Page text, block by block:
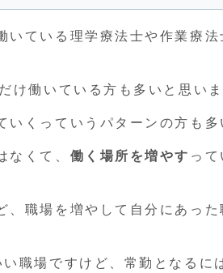
ている理学療法士や作業療
け働いている方も多いと思いま
くっていうパターンの方も多
なくて、 働く場所を増やす っ
職場を増やして自分にあっ
職場ですけど、常勤となるに